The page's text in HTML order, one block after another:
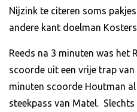
Nijzink te citeren soms
andere kant doelman
Reeds na 3 minuten was het
scoorde uit een vrije trap van
minuten scoorde Houtman
steekpass van Matel.